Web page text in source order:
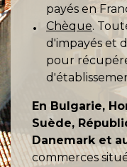
payés en
Chèque.
d'impayés et
pour
En Bulgarie,
Suède,
Danemark et
commerces